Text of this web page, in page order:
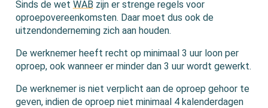
Sinds de wetWAB zijn er strenge regels voor
oproepovereenkomsten. Daar moet dus ook de
uitzendonderneming zich aan houden.
De werknemer heeft recht op minimaal 3 uur loon per
oproep, ook wanneer er minder dan 3 uur wordt gewerkt.
De werknemer is niet verplicht aan de oproep gehoor te
geven, indien de oproep niet minimaal 4 kalenderdagen